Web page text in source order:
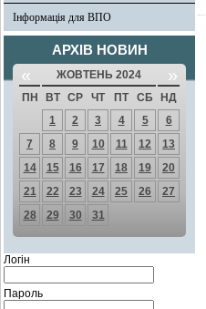
Інформація для ВПО
АРХІВ НОВИН
« ЖОВТЕНЬ 2024 »
ПН ВТ СР ЧТ ПТ СБ
НД
1
2 3 4 5
6
7
8 9 10 11 12
13
14
15 16 17 18 19
20
21
22 23 24 25 26
27
28
29 30 31
Логін
Пароль